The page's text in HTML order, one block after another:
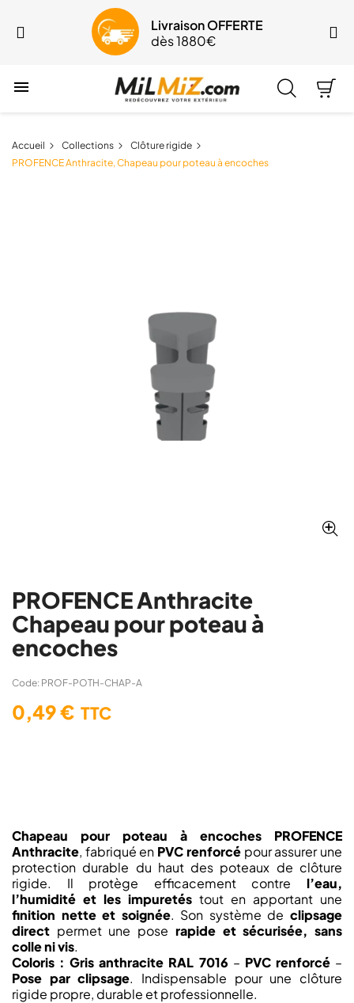
Livraison OFFERTE
dès 1880€

Accueil Collections
Clôture rigide
PROFENCE Anthracite, Chapeau pour poteau à encoches
PROFENCE Anthracite
Chapeau pour poteau à
encoches
Code: PROF-POTH-CHAP-A
0,49 € TTC
Chapeau pour poteau à encoches PROFENCE
Anthracite, fabriqué en PVC renforcépour assurer une
protection durable du haut des poteaux de clôture
rigide. Il protège efficacement contre l’eau,
l’humidité et les impuretés tout en apportant une
finition nette et soignée. Son système declipsage
direct permet une pose rapide et sécurisée, sans
colle ni vis.
Coloris : Gris anthracite RAL 7016 – PVC renforcé–
Pose par clipsage. Indispensable pour une clôture
rigide propre, durable et professionnelle.